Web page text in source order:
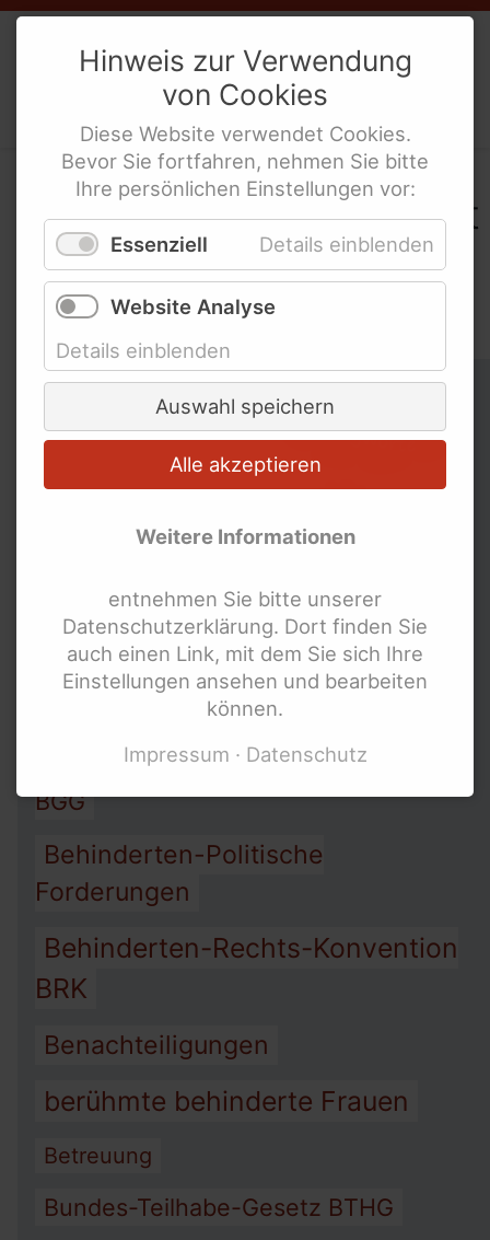
Bundesweite Frauenorganisationen
Bundesministerien und mehr
Internationale Links
Weibernetze.V.
Politische Interes­sen­ver­tre­tung
behinderte Frauen
In der WeiberZEIT "Leicht
gesagt" nach
Schlagworten suchen
Schlagworte überspringen
Abschied
Behandlungs-Gesetz AGG
Arbeit Armut Assistenz
Barriere-Freiheit
Behinderten-Gleichstellungs-Gesetz
BGG
Behinderten-Politische
Forderungen
Behinderten-Rechts-Konvention
BRK
Benachteiligungen
berühmte behinderte Frauen
Betreuung
Bundes-Teilhabe-Gesetz BTHG
Hinweis zur Verwendung
von Cookies
Diese Website verwendet Cookies.
Bevor Sie fortfahren, nehmen Sie bitte
Ihre persönlichen Einstellungen vor:
Essenziell Details einblenden
Website Analyse
Details einblenden
Auswahl speichern
Alle akzeptieren
Weitere Informationen
entnehmen Sie bitte unserer
Datenschutzerklärung. Dort finden Sie
auch einen Link, mit dem Sie sich Ihre
Einstellungen ansehen und bearbeiten
können.
Impressum
Datenschutz